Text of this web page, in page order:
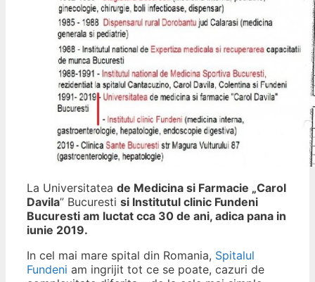
La Universitatea de Medicina si Farmacie „Carol
Davila” Bucuresti si Institutul clinic Fundeni
Bucuresti am luctat cca 30 de ani, adica pana in
iunie 2019.
In cel mai mare spital din Romania, Spitalul
Fundeni am ingrijit tot ce se poate, cazuri de